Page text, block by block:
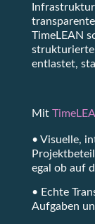
TimeLEAN
entlastet,
Mit
• Visuelle,
egal ob auf
• Echte
Aufgaben